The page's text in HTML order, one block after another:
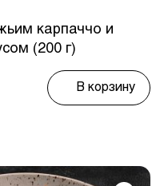
карпаччо и
(200 г)
В корзину